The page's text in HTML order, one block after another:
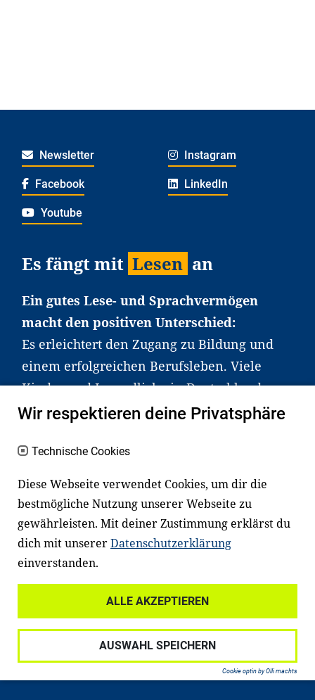
Newsletter Instagram
Facebook LinkedIn
Youtube
Es fängt mit Lesen an
Ein gutes Lese- und Sprachvermögen
macht den positiven Unterschied:
Es erleichtert den Zugang zu Bildung und
einem erfolgreichen Berufsleben. Viele
Kinder und Jugendliche in Deutschland
haben aber große Schwierigkeiten dabei.
an Familien sowie an Erzieher*innen,
Lehrer*innen und andere
Fachexpert*innen. Dafür arbeiten wir eng
mit Ministerien, wissenschaftlichen
Einrichtungen, Verbänden, Unternehmen
und anderen Stiftungen zusammen.
Datenschutz
Haftungsausschluss
Impressum
Wir respektieren deine Privatsphäre
Technische Cookies
Diese Webseite verwendet Cookies, um dir die
bestmögliche Nutzung unserer Webseite zu
gewährleisten. Mit deiner Zustimmung erklärst du
dich mit unsererDatenschutzerklärung
einverstanden.
ALLE AKZEPTIEREN
AUSWAHL SPEICHERN
Cookie optin by Olli machts